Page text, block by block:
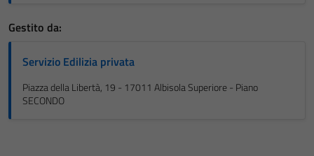
Gestito da:
Servizio Edilizia privata
Piazza della Libertà, 19 - 17011 Albisola Superiore - Piano
SECONDO